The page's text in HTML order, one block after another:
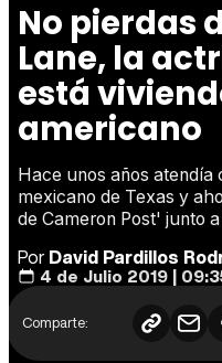
No pierdas
Lane, la
está
americano
Hace unos años
mexicano de Texas y
de Cameron Post' junto
PorDavid Pardillos
4 de Julio 2019 |
Comparte: